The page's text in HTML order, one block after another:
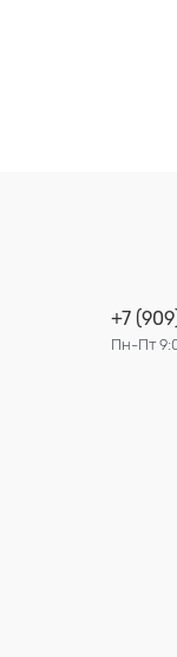
+7
Пн-Пт